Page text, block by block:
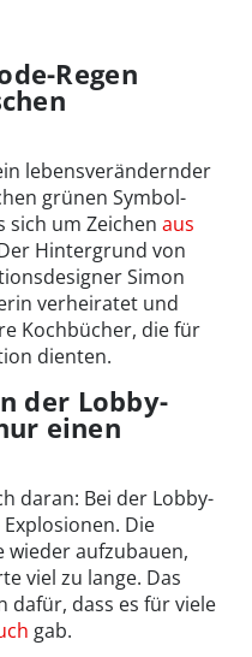
Regen
lebensverändernder
grünen Symbol-
sich um Zeichen aus
Hintergrund von
Simon
verheiratet und
Kochbücher, die für
dienten.
der Lobby-
einen
daran: Bei der Lobby-
Die
wieder aufzubauen,
viel zu lange. Das
dafür, dass es für viele
gab.